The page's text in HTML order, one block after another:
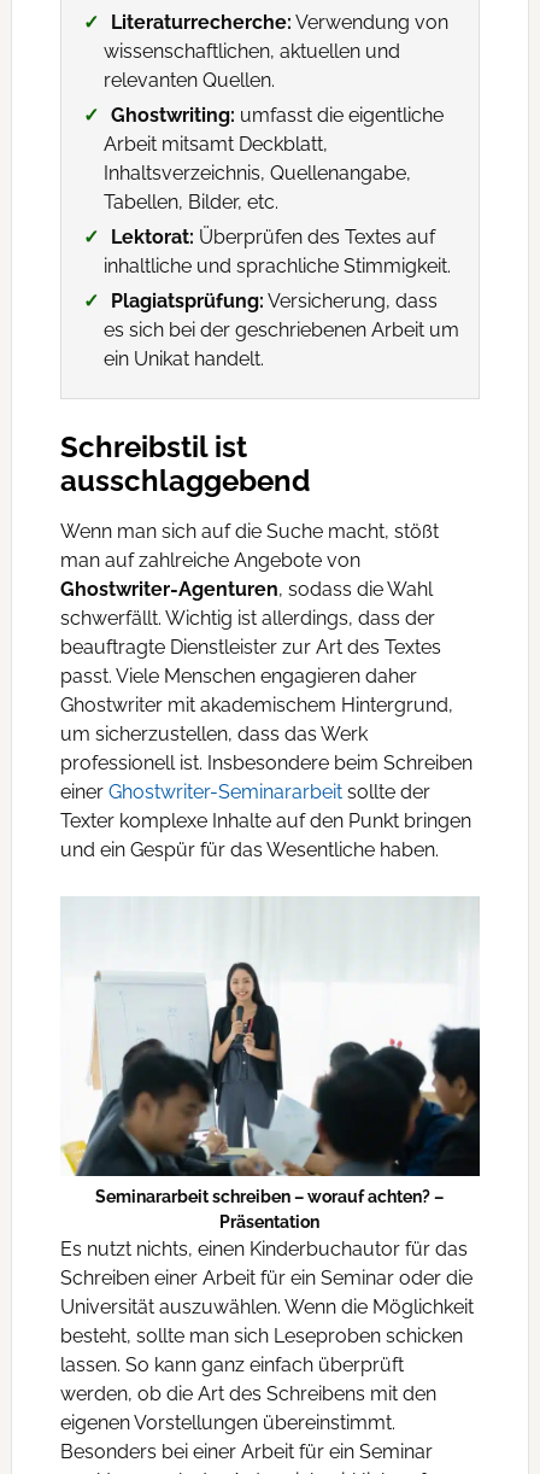
Literaturrecherche: Verwendung von
wissenschaftlichen, aktuellen und
relevanten Quellen.
Ghostwriting: umfasst die eigentliche
Arbeit mitsamt Deckblatt,
Inhaltsverzeichnis, Quellenangabe,
Tabellen, Bilder, etc.
Lektorat: Überprüfen des Textes auf
inhaltliche und sprachliche Stimmigkeit.
Plagiatsprüfung: Versicherung, dass
es sich bei der geschriebenen Arbeit um
ein Unikat handelt.
Schreibstil ist
ausschlaggebend
Wenn man sich auf die Suche macht, stößt
man auf zahlreiche Angebote von
Ghostwriter-Agenturen, sodass die Wahl
schwerfällt. Wichtig ist allerdings, dass der
beauftragte Dienstleister zur Art des Textes
passt. Viele Menschen engagieren daher
Ghostwriter mit akademischem Hintergrund,
um sicherzustellen, dass das Werk
professionell ist. Insbesondere beim Schreiben
einer Ghostwriter-Seminararbeitsollte der
Texter komplexe Inhalte auf den Punkt bringen
und ein Gespür für das Wesentliche haben.
Seminararbeit schreiben – worauf achten? –
Präsentation
Es nutzt nichts, einen Kinderbuchautor für das
Schreiben einer Arbeit für ein Seminar oder die
Universität auszuwählen. Wenn die Möglichkeit
besteht, sollte man sich Leseproben schicken
lassen. So kann ganz einfach überprüft
werden, ob die Art des Schreibens mit den
eigenen Vorstellungen übereinstimmt.
Besonders bei einer Arbeit für ein Seminar